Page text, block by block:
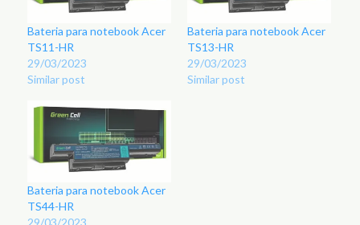
Bateria para notebook Acer
TS11-HR
29/03/2023
Similar post
Bateria para notebook Acer
TS13-HR
29/03/2023
Similar post
Bateria para notebook Acer
TS44-HR
29/03/2023